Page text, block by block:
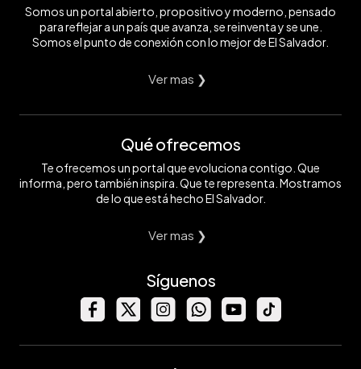
Somos un portal abierto, propositivo y moderno, pensado
para reflejar a un país que avanza, se reinventa y se une.
Somos el punto de conexión con lo mejor de El Salvador.
Ver mas ❯
Qué ofrecemos
Te ofrecemos un portal que evoluciona contigo. Que
informa, pero también inspira. Que te representa. Mostramos
de lo que está hecho El Salvador.
Ver mas ❯
Síguenos